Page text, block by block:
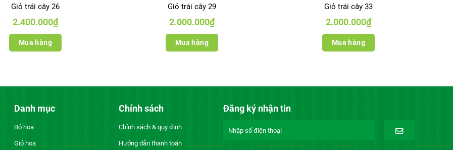
Giỏ trái cây 26
2.400.000₫
Mua hàng
Giỏ trái cây 29
2.000.000₫
Mua hàng
Giỏ trái cây 33
2.000.000₫
Mua hàng
Danh mục
Bó hoa
Giỏ hoa
Chính sách
Chính sách & quy định
Hướng dẫn thanh toán
Đăng ký nhận tin